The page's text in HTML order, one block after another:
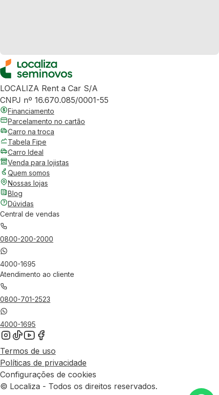
LOCALIZA Rent a Car S/A
CNPJ nº 16.670.085/0001-55
Financiamento
Parcelamento no cartão
Carro na troca
Tabela Fipe
Carro Ideal
Venda para lojistas
Quem somos
Nossas lojas
Blog
Dúvidas
Central de vendas
0800-200-2000
4000-1695
Atendimento ao cliente
0800-701-2523
4000-1695
Termos de uso
Políticas de privacidade
Configurações de cookies
© Localiza - Todos os direitos reservados.